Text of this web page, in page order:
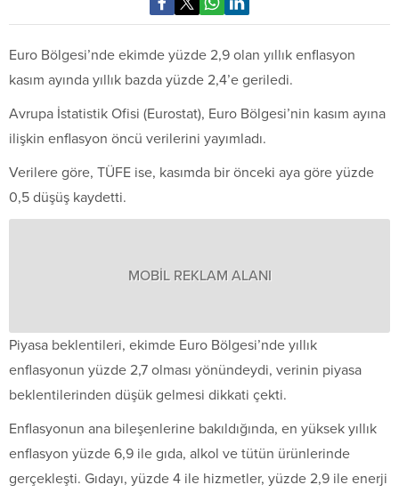
Euro Bölgesi’nde ekimde yüzde 2,9 olan yıllık enflasyon
kasım ayında yıllık bazda yüzde 2,4’e geriledi.
Avrupa İstatistik Ofisi (Eurostat), Euro Bölgesi’nin kasım ayına
ilişkin enflasyon öncü verilerini yayımladı.
Verilere göre, TÜFE ise, kasımda bir önceki aya göre yüzde
0,5 düşüş kaydetti.
MOBİL REKLAM ALANI
Piyasa beklentileri, ekimde Euro Bölgesi’nde yıllık
enflasyonun yüzde 2,7 olması yönündeydi, verinin piyasa
beklentilerinden düşük gelmesi dikkati çekti.
Enflasyonun ana bileşenlerine bakıldığında, en yüksek yıllık
enflasyon yüzde 6,9 ile gıda, alkol ve tütün ürünlerinde
gerçekleşti. Gıdayı, yüzde 4 ile hizmetler, yüzde 2,9 ile enerji